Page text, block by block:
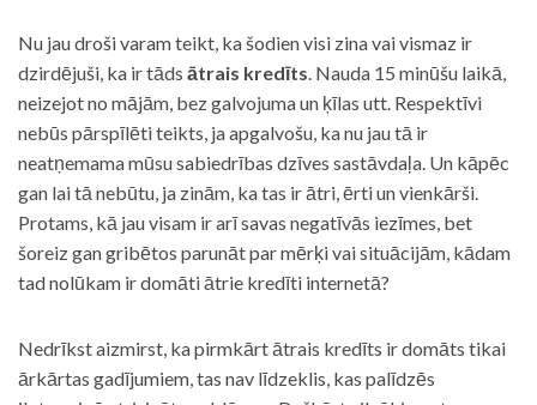
Nu jau droši varam teikt, ka šodien visi zina vai vismaz ir
dzirdējuši, ka ir tāds ātrais kredīts. Nauda 15 minūšu laikā,
neizejot no mājām, bez galvojuma un ķīlas utt. Respektīvi
nebūs pārspīlēti teikts, ja apgalvošu, ka nu jau tā ir
neatņemama mūsu sabiedrības dzīves sastāvdaļa. Un kāpēc
gan lai tā nebūtu, ja zinām, ka tas ir ātri, ērti un vienkārši.
Protams, kā jau visam ir arī savas negatīvās iezīmes, bet
šoreiz gan gribētos parunāt par mērķi vai situācijām, kādam
tad nolūkam ir domāti ātrie kredīti internetā?
Nedrīkst aizmirst, ka pirmkārt ātrais kredīts ir domāts tikai
ārkārtas gadījumiem, tas nav līdzeklis, kas palīdzēs